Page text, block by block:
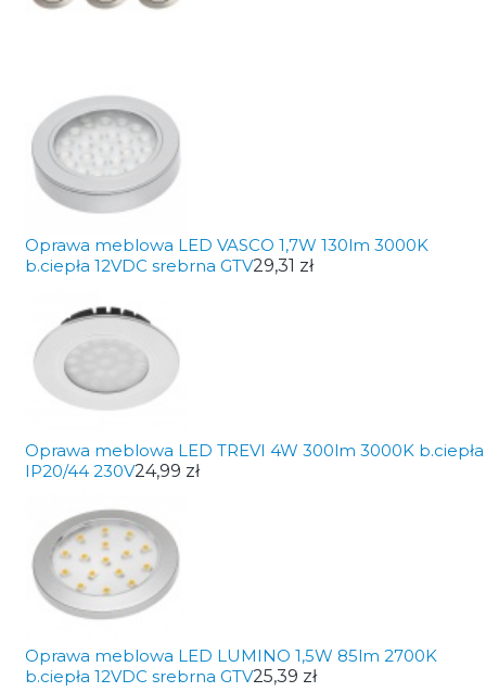
Oprawa meblowa LED VASCO 1,7W 130lm 3000K
b.ciepła 12VDC srebrna GTV29,31 zł
Oprawa meblowa LED TREVI 4W 300lm 3000K b.ciepła
IP20/44 230V24,99 zł
Oprawa meblowa LED LUMINO 1,5W 85lm 2700K
b.ciepła 12VDC srebrna GTV25,39 zł